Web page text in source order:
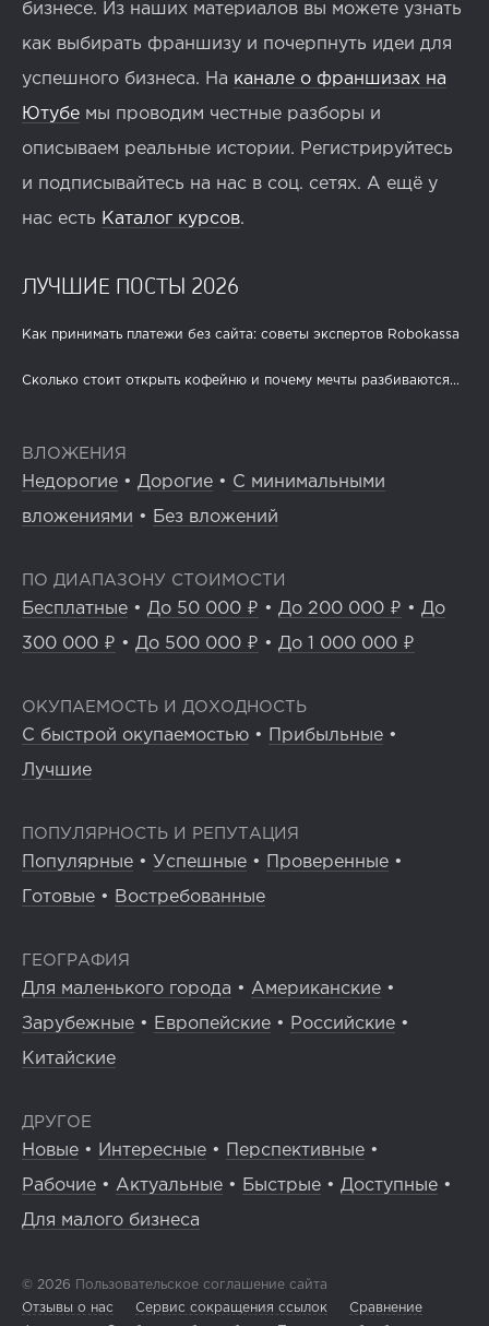
бизнесе. Из наших материалов вы можете узнать
как выбирать франшизу и почерпнуть идеи для
успешного бизнеса. На канале о франшизах на
Ютубе мы проводим честные разборы и
описываем реальные истории. Регистрируйтесь
и подписывайтесь на нас в соц. сетях. А ещё у
нас есть Каталог курсов.
ЛУЧШИЕ ПОСТЫ 2026
Как принимать платежи без сайта: советы экспертов Robokassa
Сколько стоит открыть кофейню и почему мечты разбиваются...
ВЛОЖЕНИЯ
Недорогие • Дорогие • С минимальными
вложениями • Без вложений
ПО ДИАПАЗОНУ СТОИМОСТИ
Бесплатные • До 50 000 ₽ • До 200 000 ₽ • До
300 000 ₽ • До 500 000 ₽ • До 1 000 000 ₽
ОКУПАЕМОСТЬ И ДОХОДНОСТЬ
С быстрой окупаемостью • Прибыльные •
Лучшие
ПОПУЛЯРНОСТЬ И РЕПУТАЦИЯ
Популярные • Успешные • Проверенные •
Готовые • Востребованные
ГЕОГРАФИЯ
Для маленького города • Американские •
Зарубежные • Европейские • Российские •
Китайские
ДРУГОЕ
Новые • Интересные • Перспективные •
Рабочие • Актуальные • Быстрые • Доступные •
Для малого бизнеса
© 2026 Пользовательское соглашение сайта
Отзывы о нас
Сервис сокращения ссылок
Сравнение